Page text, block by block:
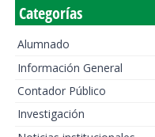
Categorías
Alumnado
Información General
Contador Público
Investigación